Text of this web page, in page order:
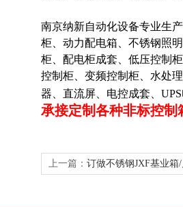
南京纳新自动化设备专业生
柜、动力配电箱、不锈钢照
柜、配电柜成套、低压控制
控制柜、变频控制柜、水处
器、直流屏、电控成套、
承接定制各种非标控制
上一篇： 订做不锈钢JXF基业箱